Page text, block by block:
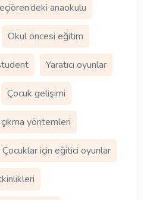
anaokulu
Okul öncesi eğitim
Yaratıcı oyunlar
Çocuk gelişimi
yöntemleri
Çocuklar için eğitici oyunlar